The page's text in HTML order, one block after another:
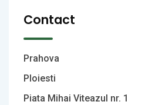
Contact
Prahova
Ploiesti
Piata Mihai Viteazul nr. 1